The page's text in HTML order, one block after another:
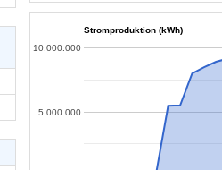
Stromproduktion (kWh)
5.000.000
10.000.000